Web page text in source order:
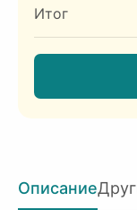
Итог
Описание